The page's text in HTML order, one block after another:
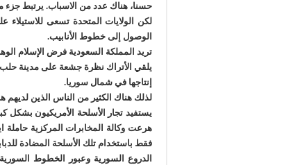
حسنا، هناك عدد من الاسباب. يرتبط جزء
لكن الولايات المتحدة تسعى للاستيلاء
الوصول إلى خطوط الأنابيب.
تريد المملكة السعودية فرض الإسلام
يلقي الأتراك نظرة جشعة على مدينة حلب
إنتاجها في شمال سوريا.
لذلك هناك الكثير من الناس الذين لديهم
فقط باستخدام تلك الأسلحة المضادة
الدروع السورية وعبور الخطوط